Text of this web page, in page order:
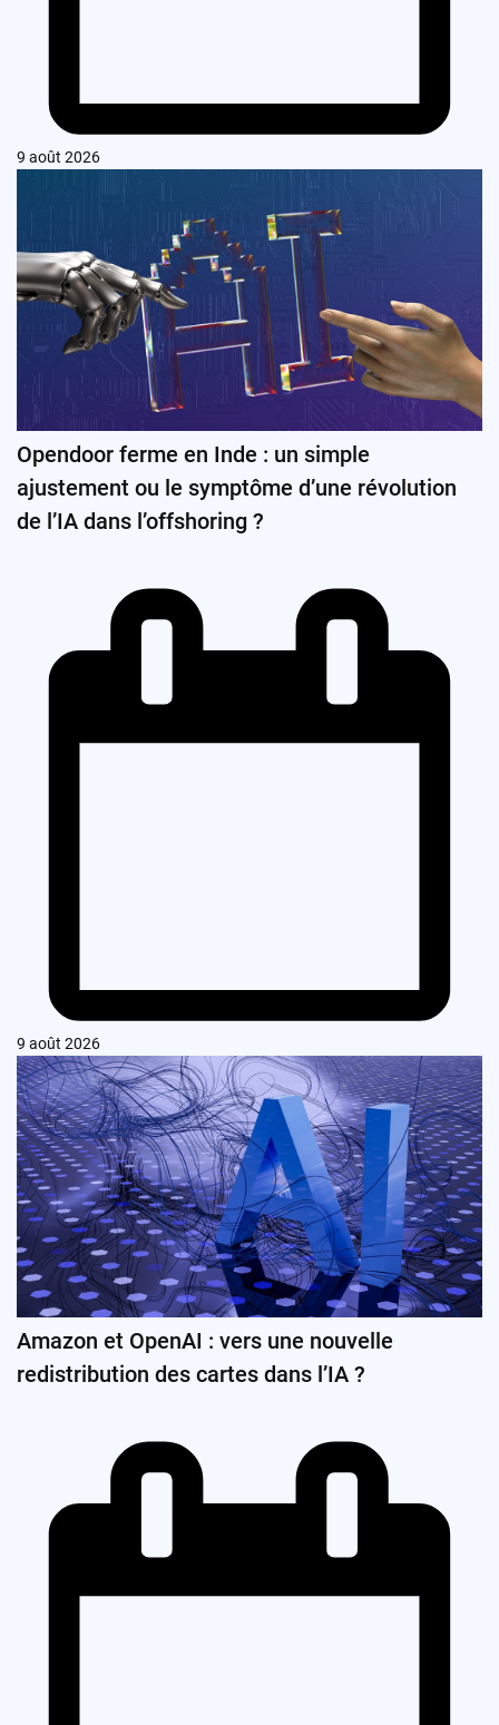
9 août 2026
Opendoor ferme en Inde : un simple
ajustement ou le symptôme d’une révolution
de l’IA dans l’offshoring ?
9 août 2026
Amazon et OpenAI : vers une nouvelle
redistribution des cartes dans l’IA ?